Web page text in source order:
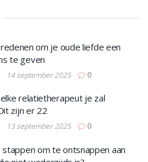
om je oude liefde een
te geven
14 september 2025 0
relatietherapeut je zal
zijn er 22
13 september 2025 0
stappen om te ontsnappen aan